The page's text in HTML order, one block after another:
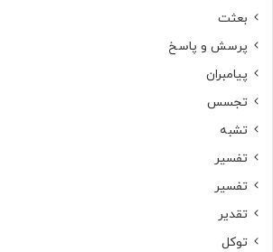
بعثت
پرسش و پاسخ
پیامبران
تجسس
تشبه
تفسیر
تفسیر
تقدیر
توکل